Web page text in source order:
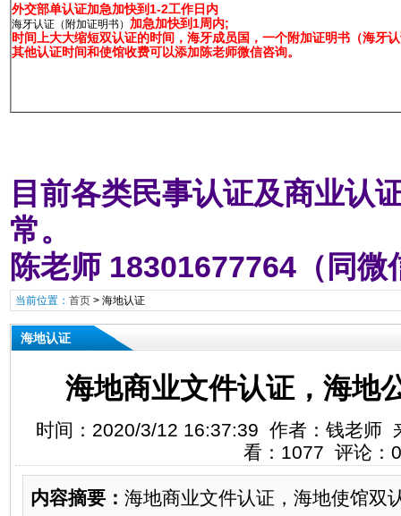
外交部单认证加急加快到1-2工作日内
海牙认证（附加证明书） 加急加快到1周内;
时间上大大缩短双认证的时间，海牙成员国，一个附加证明书（海牙
其他认证时间和使馆收费可以添加陈老师微信咨询。
目前各类民事认证及商业认
常。
陈老师 18301677764（同微
当前位置： 首页> 海地认证
海地认证
海地商业文件认证，海地
时间：2020/3/12 16:37:39 作者：钱老师
看：1077 评论：0
内容摘要： 海地商业文件认证，海地使馆双